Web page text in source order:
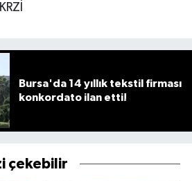
Bursa'da 14 yıllık tekstil firması
konkordato ilan etti!
çekebilir